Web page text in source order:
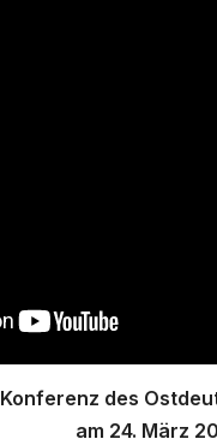
Konferenz des
am 24. März